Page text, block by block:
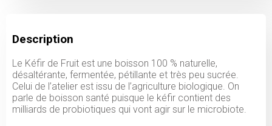
Description
Le Kéfir de Fruit est une boisson 100 % naturelle,
désaltérante, fermentée, pétillante et très peu sucrée.
Celui de l’atelier est issu de l’agriculture biologique. On
parle de boisson santé puisque le kéfir contient des
milliards de probiotiques qui vont agir sur le microbiote.